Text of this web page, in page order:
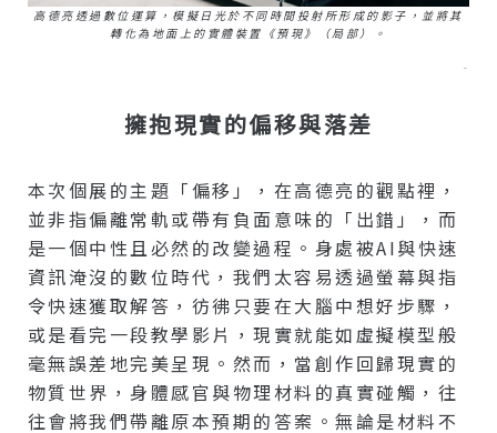
高德亮透過數位運算，模擬日光於不同時間投射所形成的影子，並將其
轉化為地面上的實體裝置《預現》（局部）。
–
擁抱現實的偏移與落差
本次個展的主題「偏移」，在高德亮的觀點裡，
並非指偏離常軌或帶有負面意味的「出錯」，而
是一個中性且必然的改變過程。身處被AI與快速
資訊淹沒的數位時代，我們太容易透過螢幕與指
令快速獲取解答，彷彿只要在大腦中想好步驟，
或是看完一段教學影片，現實就能如虛擬模型般
毫無誤差地完美呈現。然而，當創作回歸現實的
物質世界，身體感官與物理材料的真實碰觸，往
往會將我們帶離原本預期的答案。無論是材料不